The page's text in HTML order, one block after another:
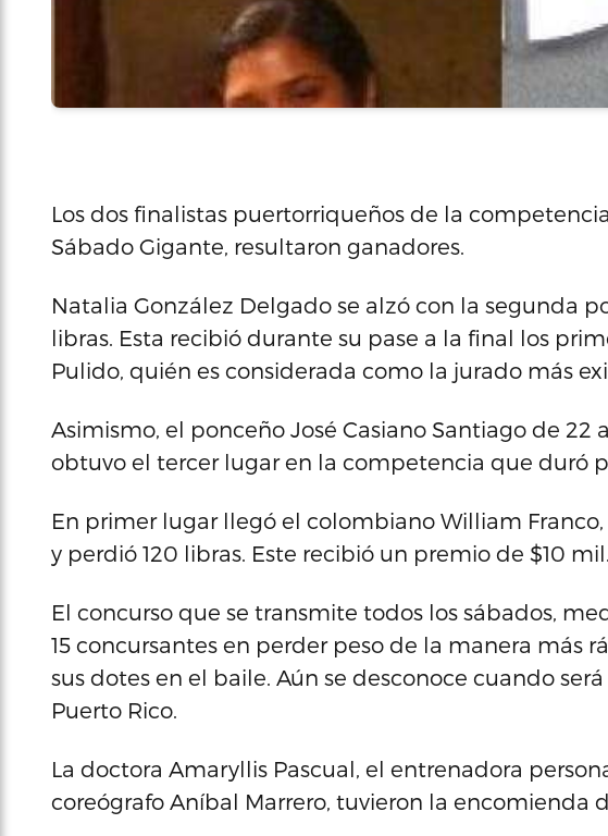
Los dos finalistas puertorriqueños de la
Sábado Gigante, resultaron ganadores.
Natalia González Delgado se alzó con la segunda
libras. Esta recibió durante su pase a la final los
Pulido, quién es considerada como la jurado más
Asimismo, el ponceño José Casiano Santiago de 22
obtuvo el tercer lugar en la competencia que duró
En primer lugar llegó el colombiano William
y perdió 120 libras. Este recibió un premio de $10 mil.
El concurso que se transmite todos los sábados,
15 concursantes en perder peso de la manera más
sus dotes en el baile. Aún se desconoce cuando
Puerto Rico.
La doctora Amaryllis Pascual, el entrenadora
coreógrafo Aníbal Marrero, tuvieron la encomienda